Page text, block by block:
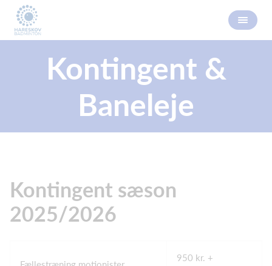
Kontingent &
Baneleje
Kontingent sæson
2025/2026
950 kr. +